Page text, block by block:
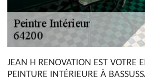
JEAN H RENOVATION EST VOTRE
PEINTURE INTÉRIEURE À